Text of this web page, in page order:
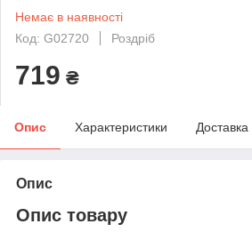
Немає в наявності
Код: G02720
Роздріб
719 ₴
Опис Характеристики Доставка
Опис
Опис товару